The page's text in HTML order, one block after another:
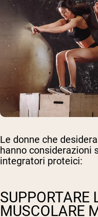
Le donne che
hanno considerazioni
integratori proteici:
SUPPORTARE
MUSCOLARE